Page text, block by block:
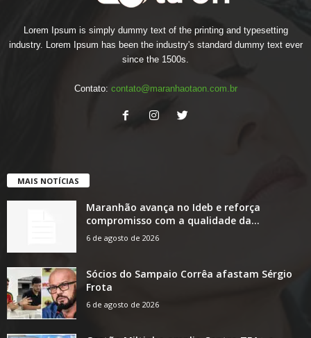
Lorem Ipsum is simply dummy text of the printing and typesetting
industry. Lorem Ipsum has been the industry's standard dummy text ever
since the 1500s.
Contato: contato@maranhaotaon.com.br
MAIS NOTÍCIAS
Maranhão avança no Ideb e reforça
compromisso com a qualidade da...
6 de agosto de 2026
Sócios do Sampaio Corrêa afastam Sérgio
Frota
6 de agosto de 2026